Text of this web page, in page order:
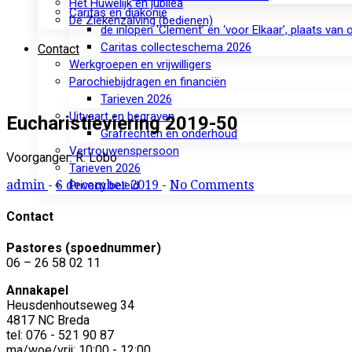
Caritas en diakonie
de inlopen ‘Clement’ en ‘voor Elkaar’, plaats
Caritas collecteschema 2026
Werkgroepen en vrijwilligers
Parochiebijdragen en financiën
Tarieven 2026
Uitvaart en begraven
Grafrechten en onderhoud
Vertrouwenspersoon
Tarieven 2026
Privacy beleid
Het Huwelijk en jubilea
De Ziekenzalving (bedienen)
Contact
Eucharistieviering 2019-50
Voorganger: R. Lobo
admin -6 december 2019 - No Comments
Contact
Pastores (spoednummer)
06 – 26 58 02 11
Annakapel
Heusdenhoutseweg 34
4817 NC Breda
tel: 076 - 521 90 87